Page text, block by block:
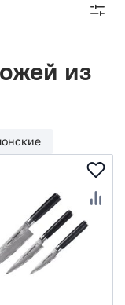
из